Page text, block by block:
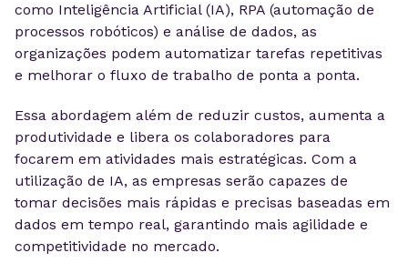
como Inteligência Artificial (IA), RPA (automação de
processos robóticos) e análise de dados, as
organizações podem automatizar tarefas repetitivas
e melhorar o fluxo de trabalho de ponta a ponta.
Essa abordagem além de reduzir custos, aumenta a
produtividade e libera os colaboradores para
focarem em atividades mais estratégicas. Com a
utilização de IA, as empresas serão capazes de
tomar decisões mais rápidas e precisas baseadas em
dados em tempo real, garantindo mais agilidade e
competitividade no mercado.